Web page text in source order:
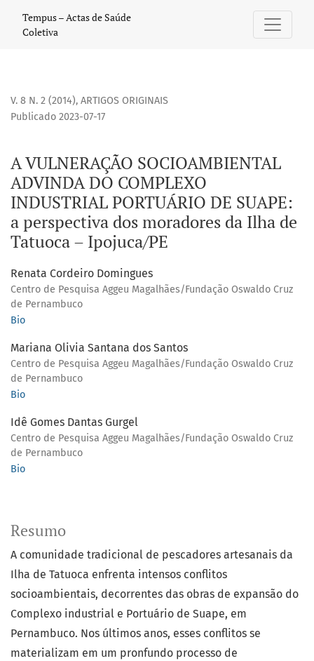
A VULNERAÇÃO SOCIOAMBIENTAL ADVINDA DO
Tempus – Actas de Saúde
Coletiva
V. 8 N. 2 (2014), ARTIGOS ORIGINAIS
A VULNERAÇÃO SOCIOAMBIENTAL
ADVINDA DO COMPLEXO
INDUSTRIAL PORTUÁRIO DE SUAPE:
a perspectiva dos moradores da Ilha de
Tatuoca – Ipojuca/PE
Publicado 2023-07-17
Renata Cordeiro Domingues
Centro de Pesquisa Aggeu Magalhães/Fundação Oswaldo Cruz
de Pernambuco
Bio
Mariana Olivia Santana dos Santos
Centro de Pesquisa Aggeu Magalhães/Fundação Oswaldo Cruz
de Pernambuco
Bio
Idê Gomes Dantas Gurgel
Centro de Pesquisa Aggeu Magalhães/Fundação Oswaldo Cruz
de Pernambuco
Bio
Resumo
A comunidade tradicional de pescadores artesanais da
Ilha de Tatuoca enfrenta intensos conflitos
socioambientais, decorrentes das obras de expansão do
Complexo industrial e Portuário de Suape, em
Pernambuco. Nos últimos anos, esses conflitos se
materializam em um pronfundo processo de